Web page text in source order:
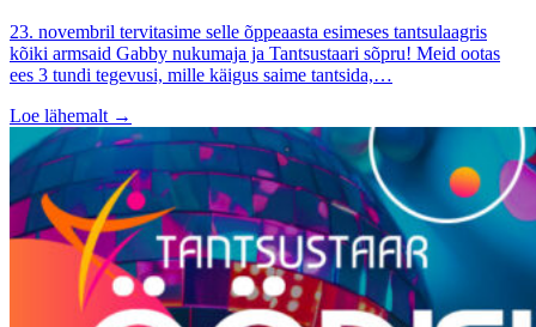
23. novembril tervitasime selle õppeaasta esimeses tantsulaagris
kõiki armsaid Gabby nukumaja ja Tantsustaari sõpru! Meid ootas
ees 3 tundi tegevusi, mille käigus saime tantsida,…
Loe lähemalt →